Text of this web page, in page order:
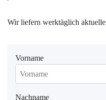
Wir liefern werktäglich
Vorname
Nachname